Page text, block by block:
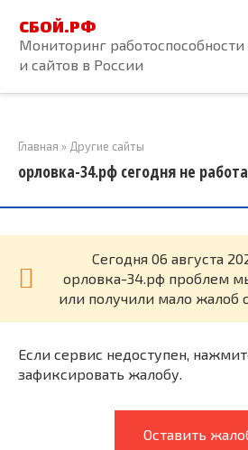
контенту
СБОЙ.РФ
Мониторинг работоспособности
и сайтов в России
Главная » Другие сайты
орловка-34.рф сегодня не
Cегодня 06 августа
орловка-34.рф проблем
или получили мало жалоб
Если сервис недоступен,
зафиксировать жалобу.
Оставить